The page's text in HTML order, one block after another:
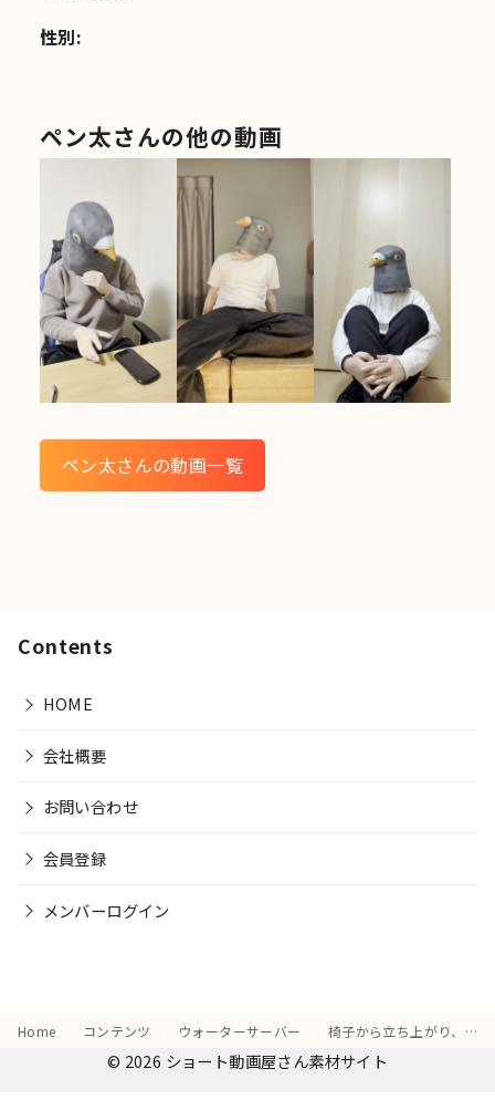
性別:
ペン太さんの他の動画
ペン太さんの動画一覧
Contents
HOME
会社概要
お問い合わせ
会員登録
メンバーログイン
Home コンテンツ ウォーターサーバー 椅子から立ち上がり、「冷たい水を取るためにまたキッチンへ…」と軽くため息をつく様子
© 2026 ショート動画屋さん素材サイト